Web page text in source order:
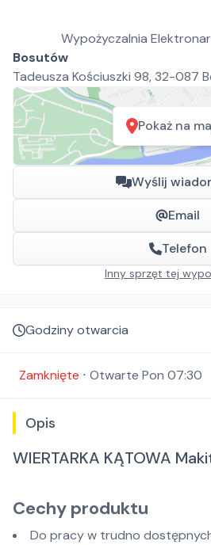
Wypożyczalnia
Bosutów
Tadeusza Kościuszki 98, 32-087
Pokaż na
Wyślij
Email
Telefon
Inny sprzęt tej
Godziny otwarcia
Zamknięte ⋅ Otwarte Pon 07:30
Opis
WIERTARKA KĄTOWA
Cechy produktu
Do pracy w trudno